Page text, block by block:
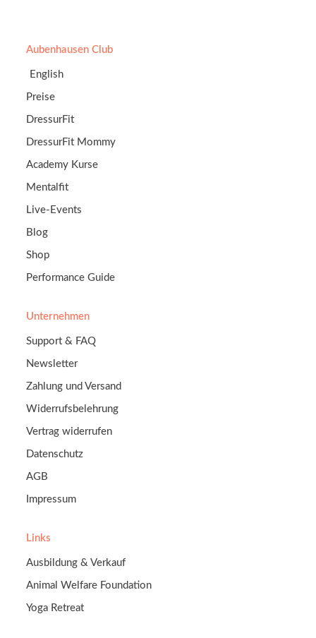
Aubenhausen Club
English
Preise
DressurFit
DressurFit Mommy
Academy Kurse
Mentalfit
Live-Events
Blog
Shop
Performance Guide
Unternehmen
Support & FAQ
Newsletter
Zahlung und Versand
Widerrufsbelehrung
Vertrag widerrufen
Datenschutz
AGB
Impressum
Links
Ausbildung & Verkauf
Animal Welfare Foundation
Yoga Retreat